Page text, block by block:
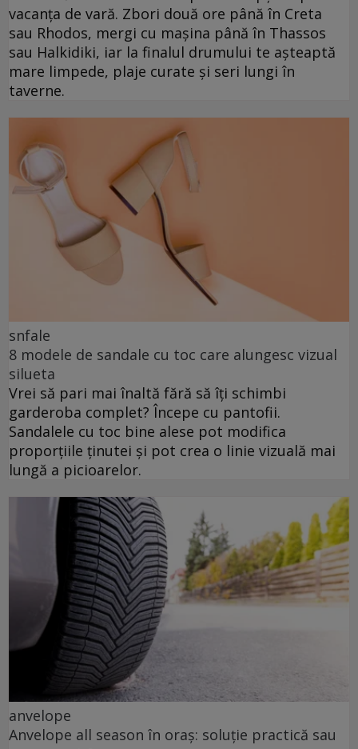
vacanța de vară. Zbori două ore până în Creta
sau Rhodos, mergi cu mașina până în Thassos
sau Halkidiki, iar la finalul drumului te așteaptă
mare limpede, plaje curate și seri lungi în
taverne.
snfale
8 modele de sandale cu toc care alungesc vizual
silueta
Vrei să pari mai înaltă fără să îți schimbi
garderoba complet? Începe cu pantofii.
Sandalele cu toc bine alese pot modifica
proporțiile ținutei și pot crea o linie vizuală mai
lungă a picioarelor.
anvelope
Anvelope all season în oraș: soluție practică sau